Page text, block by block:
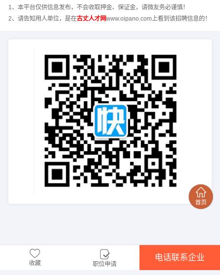
1、本平台仅供信息发布，不会收取押金、保证金，请微友务必谨慎！
2、请告知用人单位，是在古丈人才网www.oipano.com上看到该招聘信息的！
收藏 职位申请
电话联系企业